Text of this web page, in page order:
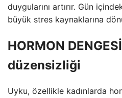
duygularını artırır. Gün
büyük stres kaynaklarına
HORMON
düzensizliği
Uyku, özellikle kadınlarda